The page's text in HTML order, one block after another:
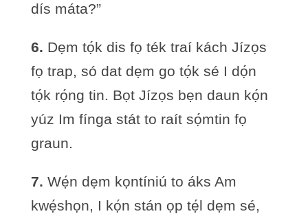
dís máta?”
6. Dẹm tọ́k dis fọ ték traí kách Jízọs
fọ trap, só dat dẹm go tọ́k sé I dọ́n
tọ́k rọ́ng tin. Bọt Jízọs bẹn daun kọ́n
yúz Im fínga stát to raít sọ́mtin fọ
graun.
7. Wẹ́n dẹm kọntíniú to áks Am
kwẹ́shọn, I kọ́n stán ọp tẹ́l dẹm sé,